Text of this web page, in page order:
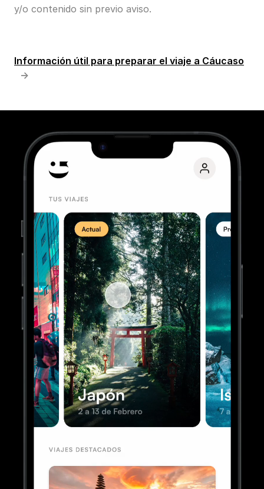
y/o contenido sin previo aviso.
Información útil para preparar el viaje a Cáucaso